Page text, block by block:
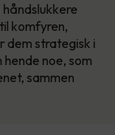
komfyren,
dem strategisk i
noe, som
sammen